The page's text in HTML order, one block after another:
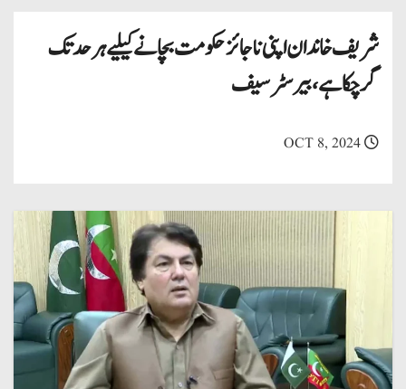
شریف خاندان اپنی ناجائز حکومت بچانے کیلیے ہرحد تک
گرچکا ہے، بیرسٹرسیف
OCT 8, 2024